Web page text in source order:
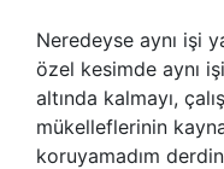
Neredeyse aynı işi
özel kesimde aynı
altında kalmayı,
mükelleflerinin
koruyamadım